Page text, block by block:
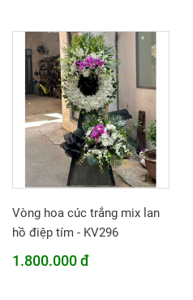
Vòng hoa cúc trắng mix lan
hồ điệp tím - KV296
1.800.000 đ